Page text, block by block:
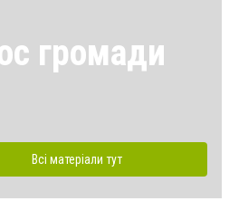
громади
Всі матеріали тут